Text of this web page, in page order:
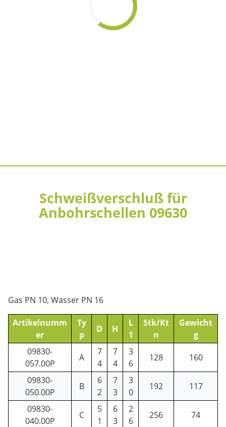
Loading...
Schweißverschluß für
Anbohrschellen 09630
Gas PN 10, Wasser PN 16
Artikelnumm
er
Ty
p
D H
L
1
Stk/Kt
n
Gewicht
g
09830-
057.00P
A
7
4
7
4
3
6
128 160
09830-
050.00P
B
6
2
7
3
3
0
192 117
09830-
040.00P
C
5
1
6
3
2
6
256 74